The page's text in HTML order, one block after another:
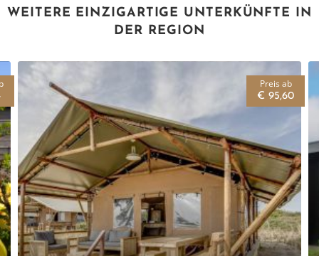
WEITERE EINZIGARTIGE UNTERKÜNFTE IN
DER REGION
Preis ab
€ 95,60